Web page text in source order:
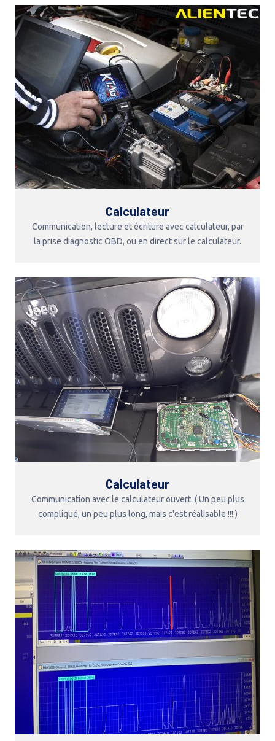
Calculateur
Communication, lecture et écriture avec calculateur, par
la prise diagnostic OBD, ou en direct sur le calculateur.
Calculateur
Communication avec le calculateur ouvert. ( Un peu plus
compliqué, un peu plus long, mais c'est réalisable !!! )